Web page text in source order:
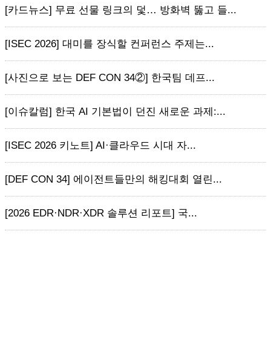
[카드뉴스] 무료 선물 링크의 덫… 방화벽 뚫고 들...
[ISEC 2026] 대미를 장식할 컨퍼런스 주제는...
[사진으로 보는 DEF CON 34②] 한국팀 데프...
[이슈칼럼] 한국 AI 기본법이 던진 새로운 과제:...
[ISEC 2026 키노트] AI·클라우드 시대 자...
[DEF CON 34] 에이전트들만의 해킹대회 열린...
[2026 EDR·NDR·XDR 솔루션 리포트] 국...